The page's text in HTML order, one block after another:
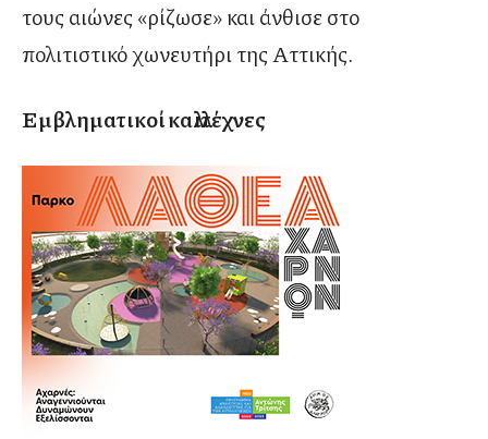
τους αιώνες «ρίζωσε» και άνθισε στο
πολιτιστικό χωνευτήρι της Αττικής.
Εμβληματικοί καλλιτέχνες